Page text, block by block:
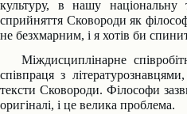
культуру, в нашу
сприйняття Сковороди як
не безхмарним, і я хотів би
Міждисциплінарне
співпра­ця з
тексти Сковоро­ди. Філософи
оригіналі, і це вели­ка проблема.